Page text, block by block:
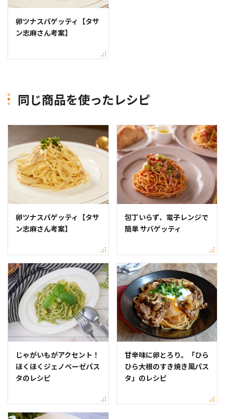
卵ツナスパゲッティ【タサ
ン志麻さん考案】
同じ商品を使ったレシピ
卵ツナスパゲッティ【タサ
ン志麻さん考案】
包丁いらず、電子レンジで
簡単 サバゲッティ
じゃがいもがアクセント！
ほくほくジェノベーゼパス
タのレシピ
甘辛味に卵とろり。「ひら
ひら大根のすき焼き風パス
タ」のレシピ